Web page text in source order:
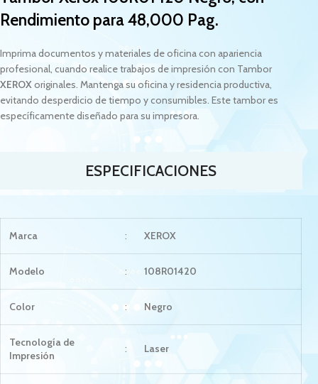
Rendimiento para 48,000 Pag.
Imprima documentos y materiales de oficina con apariencia
profesional, cuando realice trabajos de impresión con Tambor
XEROXoriginales. Mantenga su oficina y residencia productiva,
evitando desperdicio de tiempo y consumibles. Este tambor es
específicamente diseñado para su impresora.
ESPECIFICACIONES
Marca : XEROX
Modelo : 108R01420
Color : Negro
Tecnología de
Impresión
: Laser